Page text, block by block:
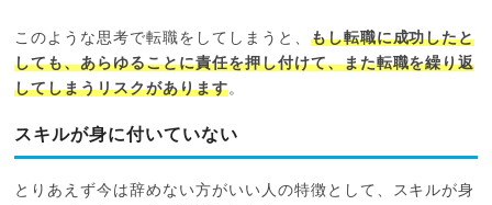
このような思考で転職をしてしまうと、 もし転職に成功したと
しても、あらゆることに責任を押し付けて、また転職を繰り返
してしまうリスクがあります。
スキルが身に付いていない
とりあえず今は辞めない方がいい人の特徴として、スキルが身